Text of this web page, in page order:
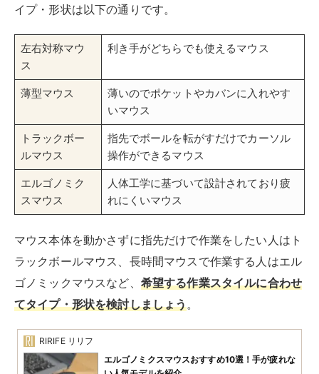
イプ・形状は以下の通りです。
左右対称マウ
ス
利き手がどちらでも使えるマウス
薄型マウス
薄いのでポケットやカバンに入れやす
いマウス
トラックボー
ルマウス
指先でボールを転がすだけでカーソル
操作ができるマウス
エルゴノミク
スマウス
人体工学に基づいて設計されており疲
れにくいマウス
マウス本体を動かさずに指先だけで作業をしたい人はト
ラックボールマウス、長時間マウスで作業する人はエル
ゴノミックマウスなど、 希望する作業スタイルに合わせ
てタイプ・形状を検討しましょう。
RIRIFE リリフ
エルゴノミクスマウスおすすめ10選！手が疲れな